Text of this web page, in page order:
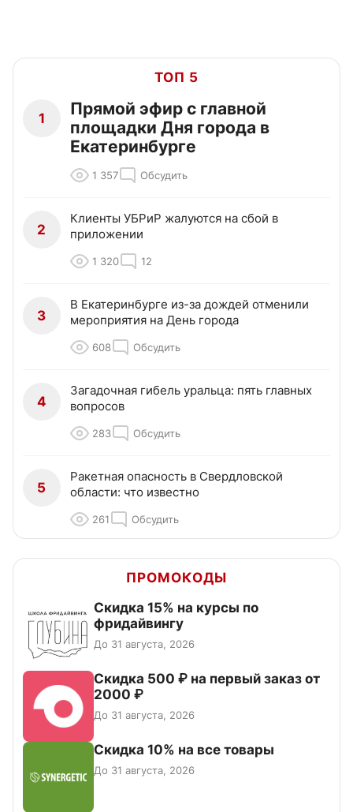
ТОП 5
1
Прямой эфир с главной
площадки Дня города в
Екатеринбурге
1 357 Обсудить
2
Клиенты УБРиР жалуются на сбой в
приложении
1 320 12
3
В Екатеринбурге из-за дождей отменили
мероприятия на День города
608 Обсудить
4
Загадочная гибель уральца: пять главных
вопросов
283 Обсудить
5
Ракетная опасность в Свердловской
области: что известно
261 Обсудить
ПРОМОКОДЫ
Скидка 15% на курсы по
фридайвингу
До 31 августа, 2026
Скидка 500 ₽ на первый заказ от
2000 ₽
До 31 августа, 2026
Скидка 10% на все товары
До 31 августа, 2026